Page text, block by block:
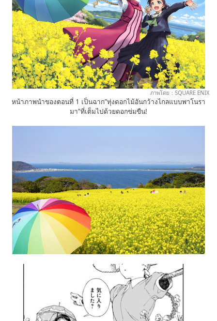
ภาพโดย：SQUARE ENIX
หน้าภาพนำของตอนที่ 1 เป็นฉาก”ทุ่งดอกไม้อันกว้างไกลแบบพาโนรา
มา”ที่เต็มไปด้วยดอกข่มขืน!